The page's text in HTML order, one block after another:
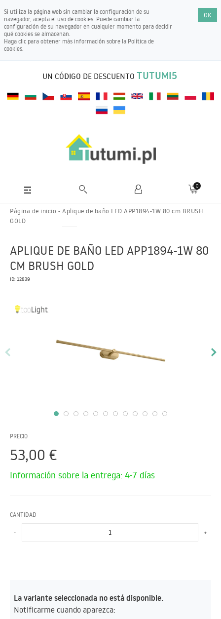
Si utiliza la página web sin cambiar la configuración de su
navegador, acepta el uso de cookies. Puede cambiar la
configuración de su navegador en cualquier momento para decidir
qué cookies se almacenan.
Haga clic para obtener más información sobre la Política de
cookies.
OK
UN CÓDIGO DE DESCUENTO TUTUMI5
0
Página de inicio
Aplique de baño LED APP1894-1W 80 cm BRUSH
GOLD
APLIQUE DE BAÑO LED APP1894-1W 80
CM BRUSH GOLD
ID: 12839
PRECIO
53,00 €
Información sobre la entrega: 4-7 días
CANTIDAD
- +
La variante seleccionada no está disponible.
Notificarme cuando aparezca: